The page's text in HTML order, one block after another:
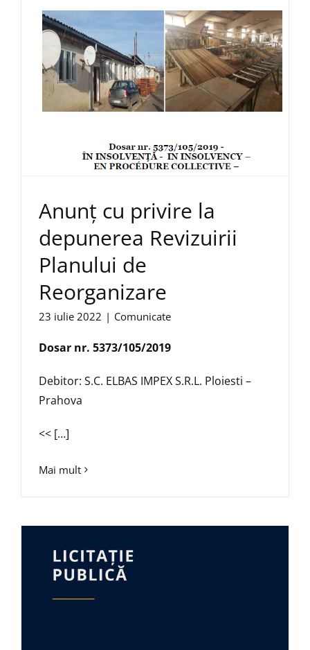
Anunț cu privire la
depunerea Revizuirii
Planului de
Reorganizare
23 iulie 2022 | Comunicate
Dosar nr. 5373/105/2019
Debitor: S.C. ELBAS IMPEX S.R.L. Ploiesti –
Prahova
<< […]
Mai mult